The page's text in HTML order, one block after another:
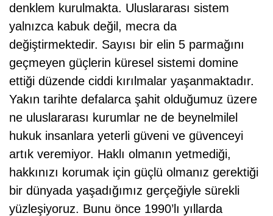
denklem kurulmakta. Uluslararası sistem
yalnızca kabuk değil, mecra da
değiştirmektedir. Sayısı bir elin 5 parmağını
geçmeyen güçlerin küresel sistemi domine
ettiği düzende ciddi kırılmalar yaşanmaktadır.
Yakın tarihte defalarca şahit olduğumuz üzere
ne uluslararası kurumlar ne de beynelmilel
hukuk insanlara yeterli güveni ve güvenceyi
artık veremiyor. Haklı olmanın yetmediği,
hakkınızı korumak için güçlü olmanız gerektiği
bir dünyada yaşadığımız gerçeğiyle sürekli
yüzleşiyoruz. Bunu önce 1990’lı yıllarda